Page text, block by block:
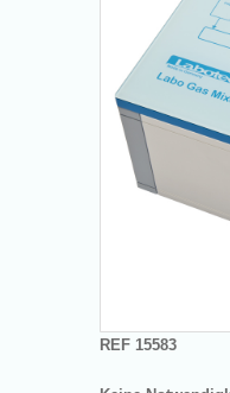
REF 15583